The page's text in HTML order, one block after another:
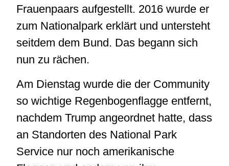
Frauenpaars aufgestellt. 2016 wurde er
zum Nationalpark erklärt und untersteht
seitdem dem Bund. Das begann sich
nun zu rächen.
Am Dienstag wurde die der Community
so wichtige Regenbogenflagge entfernt,
nachdem Trump angeordnet hatte, dass
an Standorten des National Park
Service nur noch amerikanische